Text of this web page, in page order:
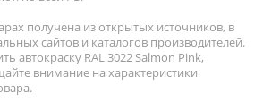
получена из открытых источников, в
сайтов и каталогов производителей.
автокраску RAL 3022 Salmon Pink,
внимание на характеристики